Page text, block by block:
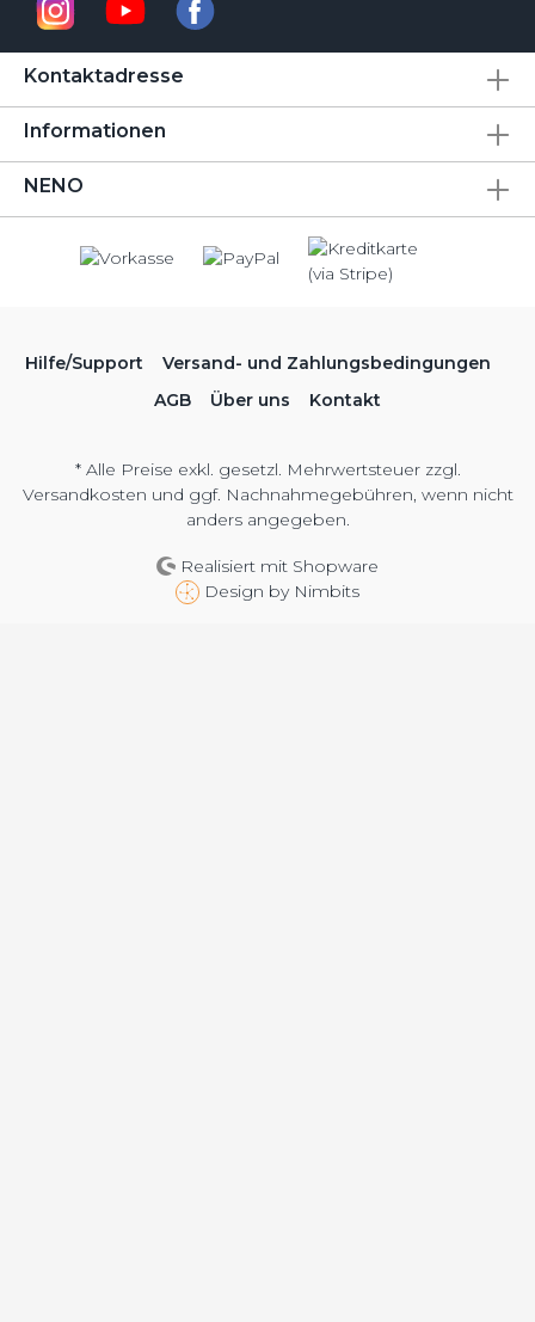
Kontaktadresse
Informationen
NENO
Hilfe/Support
Versand- und Zahlungsbedingungen
AGB
Über uns Kontakt
* Alle Preise exkl. gesetzl. Mehrwertsteuer zzgl.
Versandkosten und ggf. Nachnahmegebühren, wenn nicht
anders angegeben.
Realisiert mit Shopware
Design by Nimbits